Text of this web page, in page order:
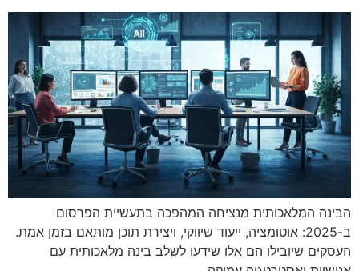
הבינה המלאכותית מנציחה המהפכה בתעשיית הפרסום
ב-2025: אוטומציה, ייעוד שיווקי, ויצירת תוכן מותאם בזמן אמת.
העסקים שיובילו הם אלו שידעו לשלב בינה מלאכותית עם